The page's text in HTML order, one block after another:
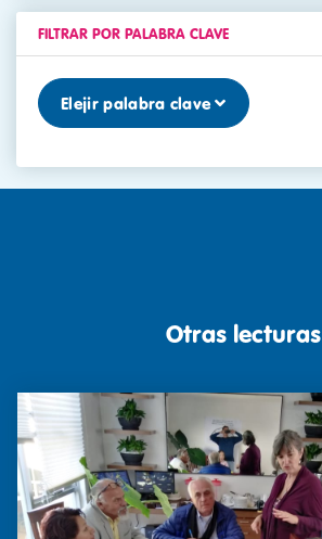
FILTRAR POR PALABRA CLAVE
Elejir palabra clave
Otras lecturas